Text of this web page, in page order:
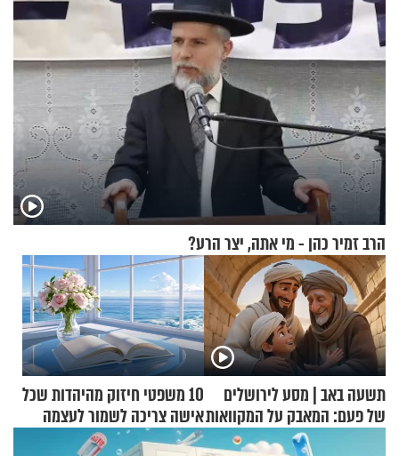
הרב זמיר כהן - מי אתה, יצר הרע?
תשעה באב | מסע לירושלים
של פעם: המאבק על המקוואות
10 משפטי חיזוק מהיהדות שכל
אישה צריכה לשמור לעצמה